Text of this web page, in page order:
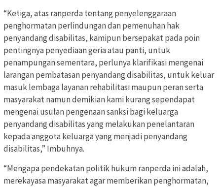
“Ketiga, atas ranperda tentang penyelenggaraan
penghormatan perlindungan dan pemenuhan hak
penyandang disabilitas, kamipun bersepakat pada poin
pentingnya penyediaan geria atau panti, untuk
penampungan sementara, perlunya klarifikasi mengenai
larangan pembatasan penyandang disabilitas, untuk keluar
masuk lembaga layanan rehabilitasi maupun peran serta
masyarakat namun demikian kami kurang sependapat
mengenai usulan pengenaan sanksi bagi keluarga
penyandang disabilitas yang melakukan penelantaran
kepada anggota keluarga yang menjadi penyandang
disabilitas,” Imbuhnya.
“Mengapa pendekatan politik hukum ranperda ini adalah,
merekayasa masyarakat agar memberikan penghormatan,